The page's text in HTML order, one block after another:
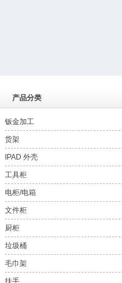
产品分类
钣金加工
- metal fabrication
- metal fabrication (OEM)
货架
IPAD 外壳
工具柜
电柜/电箱
文件柜
厨柜
垃圾桶
毛巾架
扶手